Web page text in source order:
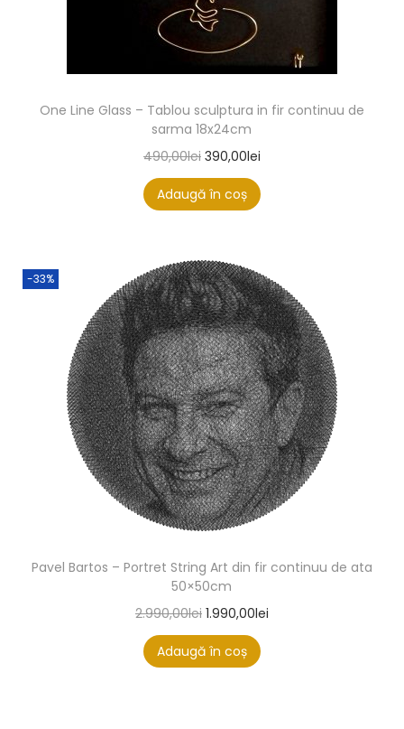
One Line Glass – Tablou sculptura in fir continuu de
sarma 18x24cm
490,00lei 390,00lei
Adaugă în coș
-33%
Pavel Bartos – Portret String Art din fir continuu de ata
50×50cm
2.990,00lei 1.990,00lei
Adaugă în coș